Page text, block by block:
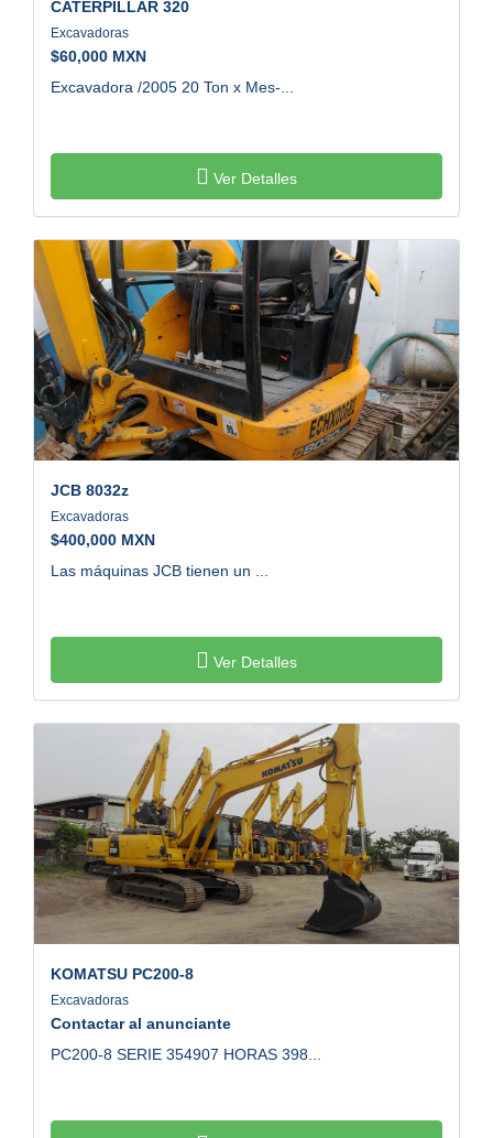
$60,000 MXN
Excavadora /2005 20 Ton x Mes-...
JCB 8032z
$400,000 MXN
Las máquinas JCB tienen un ...
KOMATSU
Contactar al anunciante
PC200-8 SERIE 354907 HORAS 398...